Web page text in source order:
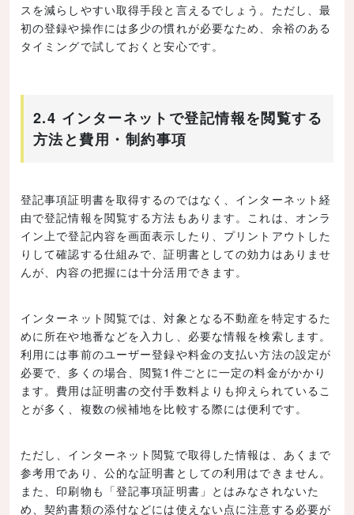
スを減らしやすい取得手段と言えるでしょう。ただし、最
初の登録や操作には多少の慣れが必要なため、余裕のある
タイミングで試しておくと安心です。
2.4 インターネットで登記情報を閲覧する
方法と費用・制約事項
登記事項証明書を取得するのではなく、インターネット経
由で登記情報を閲覧する方法もあります。これは、オンラ
イン上で登記内容を画面表示したり、プリントアウトした
りして確認する仕組みで、証明書としての効力はありませ
んが、内容の把握には十分活用できます。
インターネット閲覧では、対象となる不動産を特定するた
めに所在や地番などを入力し、必要な情報を検索します。
利用には事前のユーザー登録や料金の支払い方法の設定が
必要で、多くの場合、閲覧1件ごとに一定の料金がかかり
ます。費用は証明書の交付手数料よりも抑えられているこ
とが多く、複数の候補地を比較する際には便利です。
ただし、インターネット閲覧で取得した情報は、あくまで
参考用であり、公的な証明書としての利用はできません。
また、印刷物も「登記事項証明書」とはみなされないた
め、契約書類の添付などには使えない点に注意する必要が